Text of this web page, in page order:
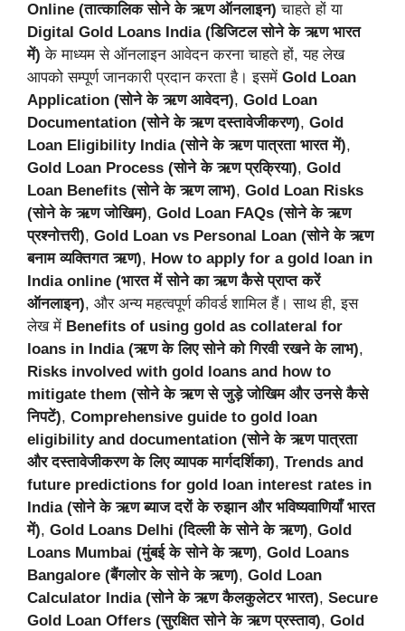
Online (तात्कालिक सोने के ऋण ऑनलाइन) चाहते हों या
Digital Gold Loans India (डिजिटल सोने के ऋण भारत
में) के माध्यम से ऑनलाइन आवेदन करना चाहते हों, यह लेख
आपको सम्पूर्ण जानकारी प्रदान करता है। इसमें Gold Loan
Application (सोने के ऋण आवेदन), Gold Loan
Documentation (सोने के ऋण दस्तावेजीकरण), Gold
Loan Eligibility India (सोने के ऋण पात्रता भारत में),
Gold Loan Process (सोने के ऋण प्रक्रिया), Gold
Loan Benefits (सोने के ऋण लाभ), Gold Loan Risks
(सोने के ऋण जोखिम), Gold Loan FAQs (सोने के ऋण
प्रश्नोत्तरी), Gold Loan vs Personal Loan (सोने के ऋण
बनाम व्यक्तिगत ऋण), How to apply for a gold loan in
India online (भारत में सोने का ऋण कैसे प्राप्त करें
ऑनलाइन), और अन्य महत्वपूर्ण कीवर्ड शामिल हैं। साथ ही, इस
लेख में Benefits of using gold as collateral for
loans in India (ऋण के लिए सोने को गिरवी रखने के लाभ),
Risks involved with gold loans and how to
mitigate them (सोने के ऋण से जुड़े जोखिम और उनसे कैसे
निपटें), Comprehensive guide to gold loan
eligibility and documentation (सोने के ऋण पात्रता
और दस्तावेजीकरण के लिए व्यापक मार्गदर्शिका), Trends and
future predictions for gold loan interest rates in
India (सोने के ऋण ब्याज दरों के रुझान और भविष्यवाणियाँ भारत
में), Gold Loans Delhi (दिल्ली के सोने के ऋण), Gold
Loans Mumbai (मुंबई के सोने के ऋण), Gold Loans
Bangalore (बैंगलोर के सोने के ऋण), Gold Loan
Calculator India (सोने के ऋण कैलकुलेटर भारत), Secure
Gold Loan Offers (सुरक्षित सोने के ऋण प्रस्ताव), Gold